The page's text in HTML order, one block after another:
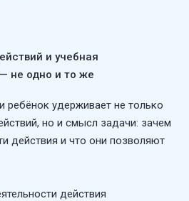
и учебная
не одно и то же
ребёнок удерживает не только
но и смысл задачи: зачем
действия и что они позволяют
действия